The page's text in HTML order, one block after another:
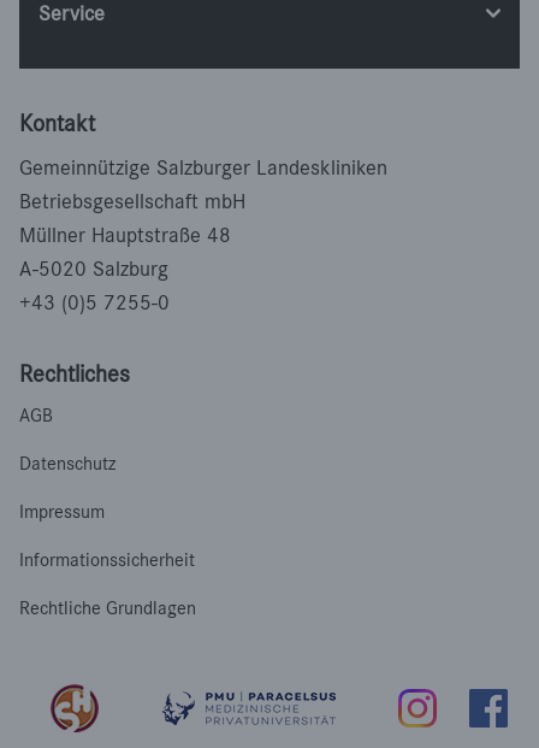
Service
Kontakt
Gemeinnützige Salzburger Landeskliniken
Betriebsgesellschaft mbH
Müllner Hauptstraße 48
A-5020 Salzburg
+43 (0)5 7255-0
Rechtliches
AGB
Datenschutz
Impressum
Informationssicherheit
Rechtliche Grundlagen